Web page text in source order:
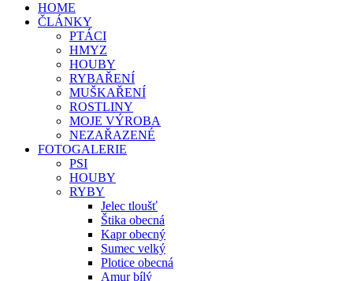
HOME
ČLÁNKY
PTÁCI
HMYZ
HOUBY
RYBAŘENÍ
MUŠKAŘENÍ
ROSTLINY
MOJE VÝROBA
NEZAŘAZENÉ
FOTOGALERIE
PSI
HOUBY
RYBY
Jelec tloušť
Štika obecná
Kapr obecný
Sumec velký
Plotice obecná
Amur bílý